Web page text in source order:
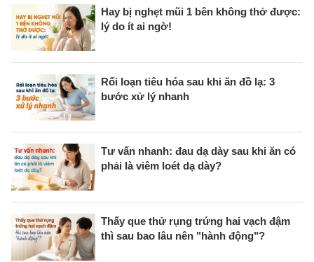
Hay bị nghẹt mũi 1 bên không thở được:
lý do ít ai ngờ!
Rối loạn tiêu hóa sau khi ăn đồ lạ: 3
bước xử lý nhanh
Tư vấn nhanh: đau dạ dày sau khi ăn có
phải là viêm loét dạ dày?
Thấy que thử rụng trứng hai vạch đậm
thì sau bao lâu nên "hành động"?